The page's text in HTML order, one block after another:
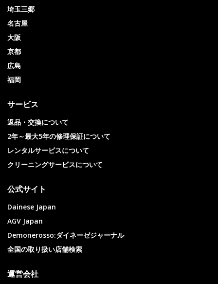
埼玉三郷
名古屋
大阪
京都
広島
福岡
サービス
返品・交換について
2年～最大5年の修理保証について
レンタルサービスについて
クリーニングサービスについて
公式サイト
Dainese Japan
AGV Japan
Demonerosso:ダイネーゼジャーナル
全国の取り扱い店舗検索
運営会社